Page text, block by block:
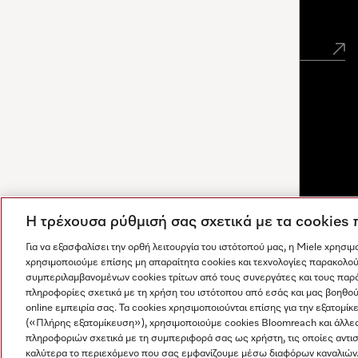
Οι απαντήσεις δημιουργούνται από τεχνητή νοημοσύνη. Ο
βοηθός μας μπορεί να σας βοηθήσει να ανακαλύψετε
Η εταιρεία μας Όροι και Προϋποθέσεις Προστασία
Η τρέχουσα ρύθμισή σας σχετικά με τα
Για να εξασφαλίσει την ορθή λειτουργία του ιστότοπού μας, η Miele
χρησιμοποιούμε επίσης μη απαραίτητα cookies και τεχνολογίες
συμπεριλαμβανομένων cookies τρίτων από τους συνεργάτες και τους
πληροφορίες σχετικά με τη χρήση του ιστότοπου από εσάς και μας
online εμπειρία σας. Τα cookies χρησιμοποιούνται επίσης για την
(«Πλήρης εξατομίκευση»), χρησιμοποιούμε cookies Bloomreach και
πληροφοριών σχετικά με τη συμπεριφορά σας ως χρήστη, τις οποίες
καλύτερα το περιεχόμενο που σας εμφανίζουμε μέσω διαφόρων